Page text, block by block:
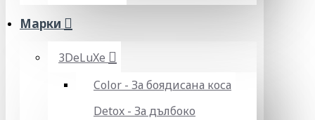
Марки
3DeLuXe
Color - За боядисана коса
Detox - За дълбоко